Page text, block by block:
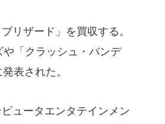
リザード」を買収する。
「クラッシュ・バンデ
表された。
ュータエンタテインメン